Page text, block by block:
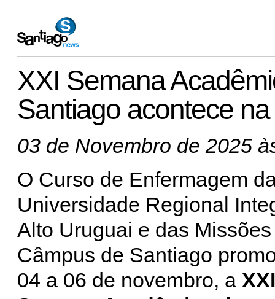
XXI Semana
Santiago acontece
03 de Novembro de 2025
O Curso de Enfermagem
Universidade Regional
Alto Uruguai e das
Câmpus de Santiago
04 a 06 de novembro, a XXI